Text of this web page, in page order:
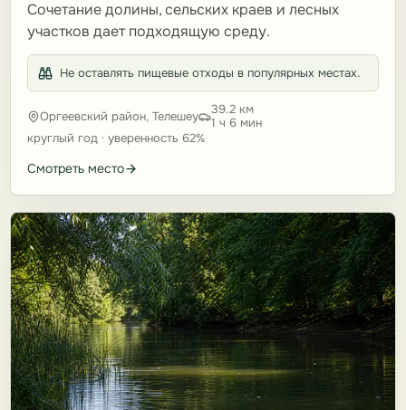
Сочетание долины, сельских краев и лесных
участков дает подходящую среду.
Не оставлять пищевые отходы в популярных местах.
Оргеевский район, Телешеу
39.2 км
1 ч 6 мин
круглый год · уверенность 62%
Смотреть место